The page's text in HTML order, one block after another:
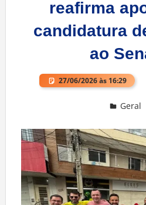
reafirma
candidatura
ao
27/06/2026 às 16:29
Geral